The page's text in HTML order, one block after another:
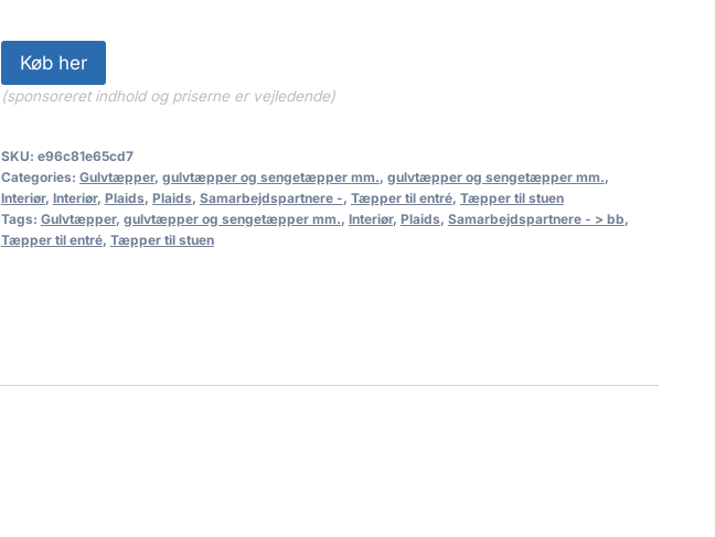
Køb her
(sponsoreret indhold og priserne er vejledende)
SKU: e96c81e65cd7
Categories: Gulvtæpper, gulvtæpper og sengetæpper mm., gulvtæpper og sengetæpper mm.,
Interiør, Interiør, Plaids, Plaids, Samarbejdspartnere -, Tæpper til entré, Tæpper til stuen
Tags: Gulvtæpper, gulvtæpper og sengetæpper mm., Interiør, Plaids, Samarbejdspartnere - > bb,
Tæpper til entré, Tæpper til stuen